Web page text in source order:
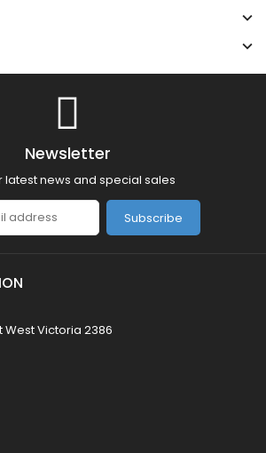
Newsletter
latest news and special sales
Subscribe
West Victoria 2386